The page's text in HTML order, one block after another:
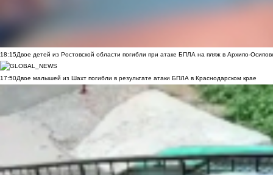
18:15Двое детей из Ростовской области погибли при атаке БПЛА на пляж в Архипо-
17:50Двое малышей из Шахт погибли в результате атаки БПЛА в Краснодарском крае